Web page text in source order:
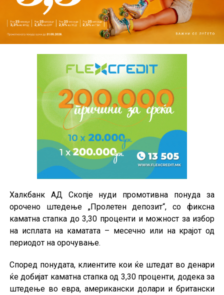
Халкбанк АД Скопје нуди промотивна понуда за
орочено штедење „Пролетен депозит“, со фиксна
каматна стапка до 3,30 проценти и можност за избор
на исплата на каматата – месечно или на крајот од
периодот на орочување.
Според понудата, клиентите кои ќе штедат во денари
ќе добијат каматна стапка од 3,30 проценти, додека за
штедење во евра, американски долари и британски